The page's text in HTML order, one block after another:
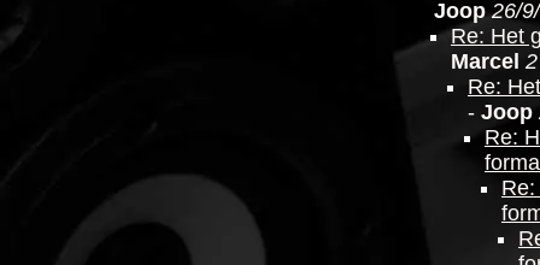
Joop 26/
Re: Het
Marcel
Re:
- Joop
Re: